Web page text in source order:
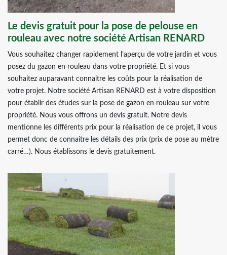
Le devis gratuit pour la pose de pelouse en
rouleau avec notre société Artisan RENARD
Vous souhaitez changer rapidement l’aperçu de votre jardin et vous
posez du gazon en rouleau dans votre propriété. Et si vous
souhaitez auparavant connaitre les coûts pour la réalisation de
votre projet. Notre société Artisan RENARD est à votre disposition
pour établir des études sur la pose de gazon en rouleau sur votre
propriété. Nous vous offrons un devis gratuit. Notre devis
mentionne les différents prix pour la réalisation de ce projet, il vous
permet donc de connaitre les détails des prix (prix de pose au mètre
carré…). Nous établissons le devis gratuitement.